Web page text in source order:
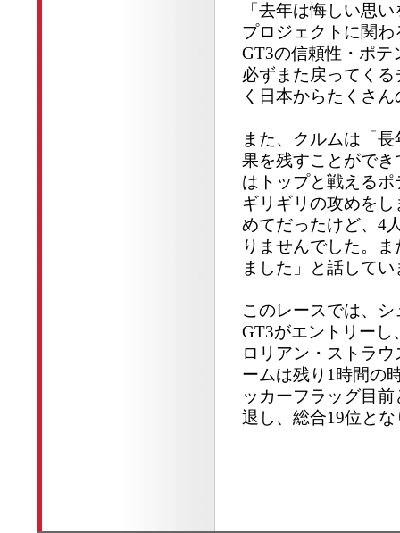
「去年は悔しい思
プロジェクトに関わ
GT3の信頼性・ポ
必ずまた戻ってく
く日本からたくさ
また、クルムは「
果を残すことができ
はトップと戦える
ギリギリの攻めを
めてだったけど、4
りませんでした。
ました」と話してい
このレースでは、シ
GT3がエントリーし
ロリアン・ストラ
ームは残り1時間の
ッカーフラッグ目
退し、総合19位と